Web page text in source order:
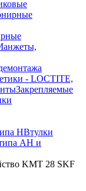
- LOCTITE,
Закрепляемые
HВтулки
AH и
KMT 28 SKF